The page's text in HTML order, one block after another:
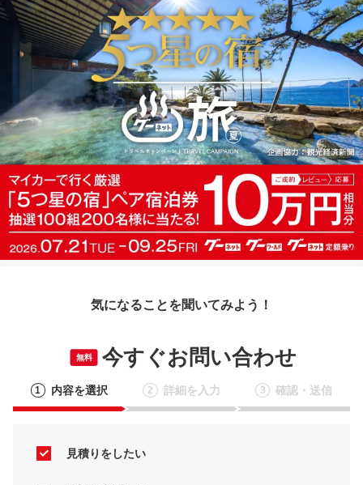
気になることを聞いてみよう！
無料 今すぐお問い合わせ
1 内容を選択 2 詳細を入力 3 確認・送信
見積りをしたい